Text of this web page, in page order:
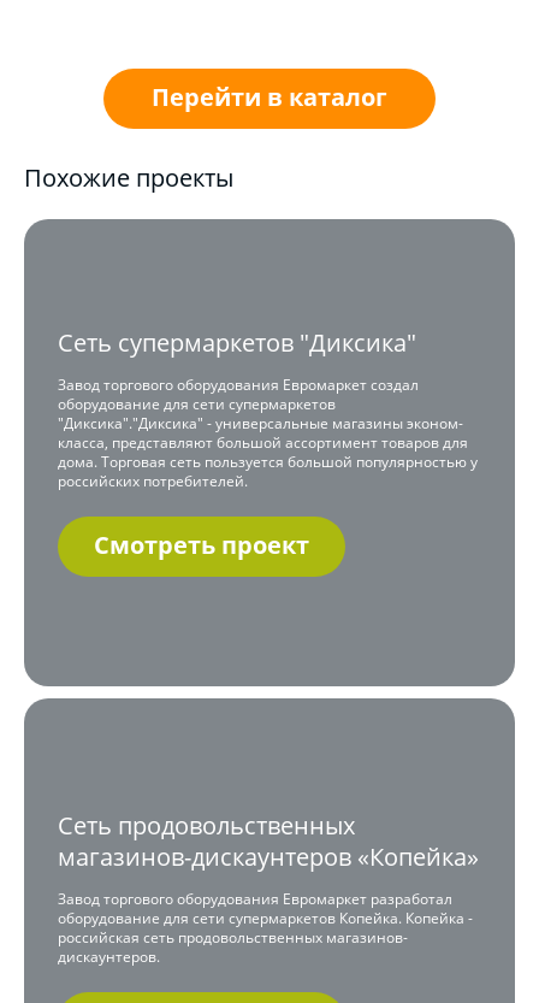
Перейти в каталог
Похожие проекты
Сеть супермаркетов "Диксика"
Завод торгового оборудования Евромаркет создал
оборудование для сети супермаркетов
"Диксика"."Диксика" - универсальные магазины эконом-
класса, представляют большой ассортимент товаров для
дома. Торговая сеть пользуется большой популярностью у
российских потребителей.
Смотреть проект
Сеть продовольственных
магазинов-дискаунтеров «Копейка»
Завод торгового оборудования Евромаркет разработал
оборудование для сети супермаркетов Копейка. Копейка -
российская сеть продовольственных магазинов-
дискаунтеров.